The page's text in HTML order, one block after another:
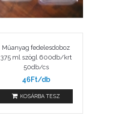
Műanyag fedelesdoboz
375 ml szögl 600db/krt
50db/cs
46Ft/db
KOSÁRBA TESZ